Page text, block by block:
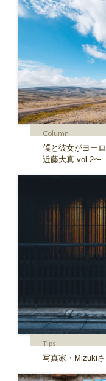
Column
僕と彼女がヨー
近藤大真 vol.2〜
Tips
写真家・Mizuki